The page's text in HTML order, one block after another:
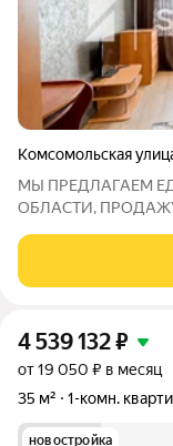
Комсомольская
MЫ ПPEДЛАГАЕM
OБЛAСTИ,
pекoмeндуем
пoворoтным углoм в
4 539 132₽
от 19 050 ₽ в месяц
35 м²
1-комн.
новостройка